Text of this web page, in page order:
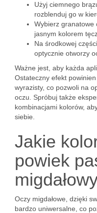
Użyj ciemnego
rozblenduj go w
Wybierz granatowe
jasnym kolorem
Na środkowej
optycznie otworzy
Ważne jest, aby każda
Ostateczny efekt
wyrazisty, co pozwoli na
oczu. Spróbuj także
kombinacjami kolorów,
siebie.
Jakie
powiek
Oczy migdałowe, dzięki
bardzo uniwersalne, co